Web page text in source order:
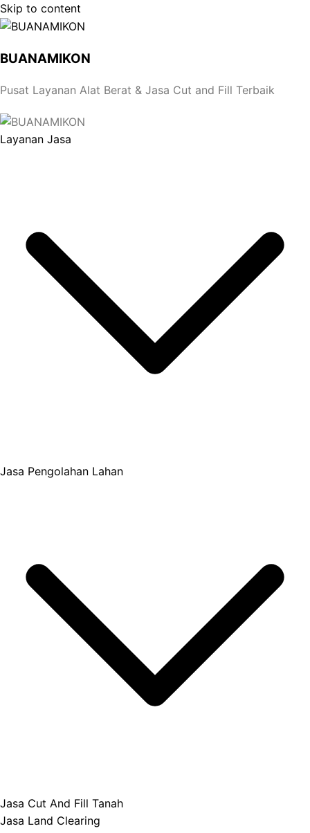
Skip to content
BUANAMIKON
Pusat Layanan Alat Berat & Jasa Cut and Fill Terbaik
Layanan Jasa
Jasa Pengolahan Lahan
Jasa Cut And Fill Tanah
Jasa Land Clearing